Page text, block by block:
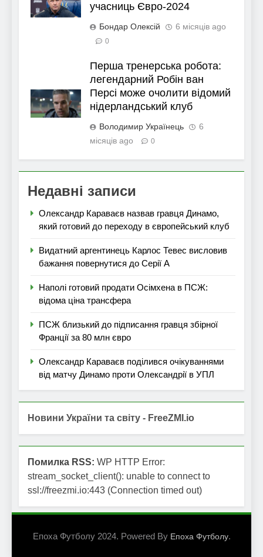
учасниць Євро-2024
Бондар Олексій 6 місяців ago
0
Перша тренерська робота:
легендарний Робін ван
Персі може очолити відомий
нідерландський клуб
Володимир Українець
6
місяців ago
0
Недавні записи
Олександр Караваєв назвав гравця Динамо,
який готовий до переходу в європейський клуб
Видатний аргентинець Карлос Тевес висловив
бажання повернутися до Серії А
Наполі готовий продати Осімхена в ПСЖ:
відома ціна трансфера
ПСЖ близький до підписання гравця збірної
Франції за 80 млн євро
Олександр Караваєв поділився очікуваннями
від матчу Динамо проти Олександрії в УПЛ
Новини України та світу - FreeZMI.io
Помилка RSS: WP HTTP Error:
stream_socket_client(): unable to connect to
ssl://freezmi.io:443 (Connection timed out)
Епоха Футболу 2024. Powered By Епоха Футболу.